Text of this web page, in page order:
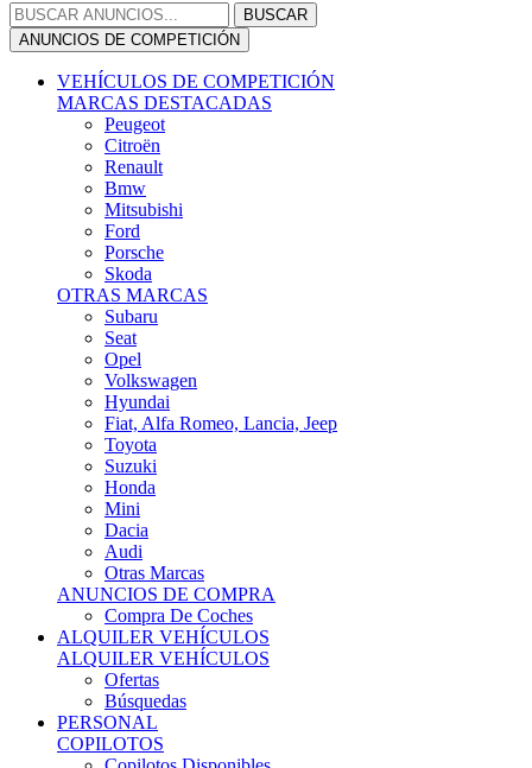
Seat
Opel
Volkswagen
Hyundai
Fiat, Alfa Romeo, Lancia, Jeep
Toyota
Suzuki
Honda
Mini
Dacia
Audi
Otras Marcas
ANUNCIOS DE COMPRA
Compra De Coches
ALQUILER VEHÍCULOS
ALQUILER VEHÍCULOS
Ofertas
Búsquedas
PERSONAL
COPILOTOS
Copilotos Disponibles
Busqueda De Copilotos
MECANICOS
Mecánicos Disponibles
Búsqueda De Mecánicos
PIEZAS DE COMPETICIÓN
MECÁNICA
Motores
Refrigeración
Electrónica
Cajas De Cambio
Sistemas De Escape
Carrocería
Depositos
Suspensiones
Frenos